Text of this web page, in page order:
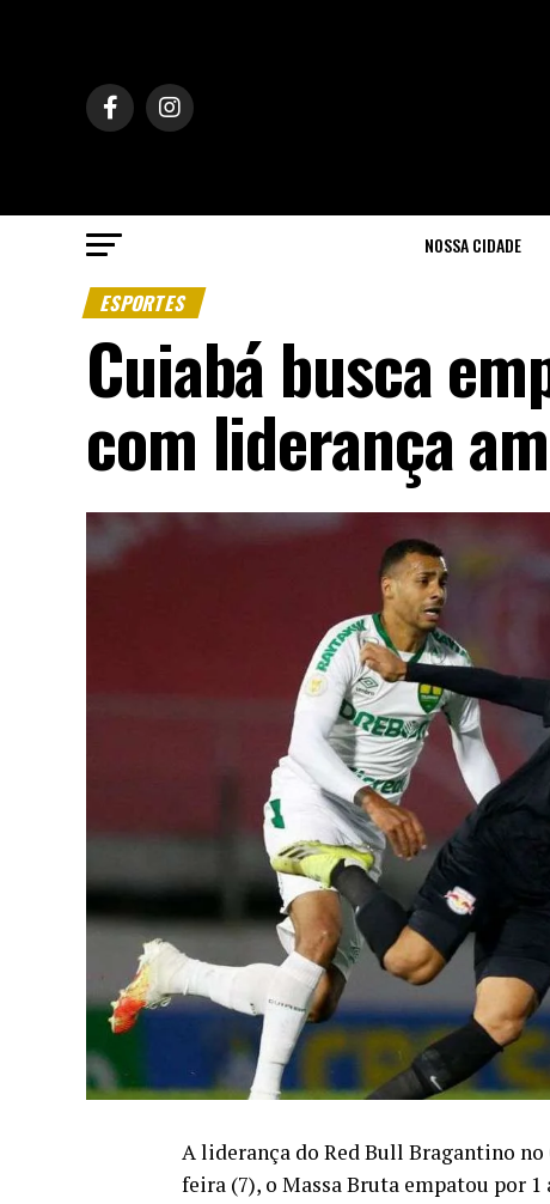
NOSSA CIDADE
ESPORTES
Cuiabá busca
com liderança
A liderança do Red Bull Bragantino
feira (7), o Massa Bruta empatou por